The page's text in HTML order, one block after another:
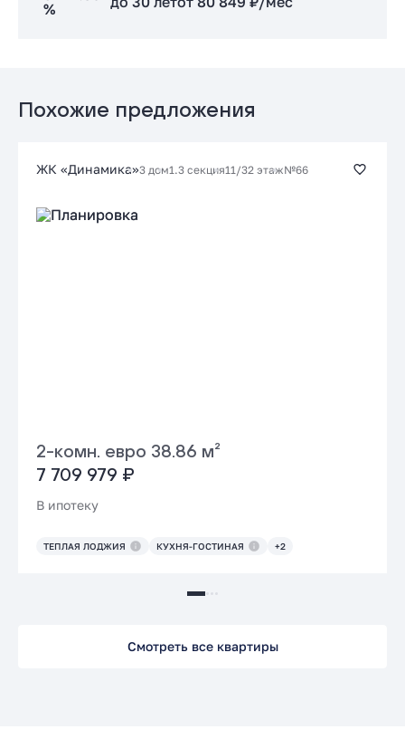
%
Похожие предложения
ЖК «Динамика»3 дом1.3 секция11/32 этаж№66
2-комн. евро 38.86 м²
7 709 979 ₽
В ипотеку
ТЕПЛАЯ ЛОДЖИЯ КУХНЯ-ГОСТИНАЯ +2
Смотреть все квартиры